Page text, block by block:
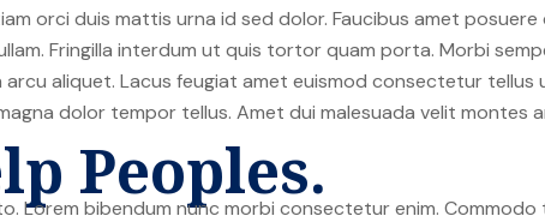
orci duis mattis urna id sed dolor. Faucibus amet
Fringilla interdum ut quis tortor quam porta. Morbi
aliquet. Lacus feugiat amet euismod consectetur tellus
dolor tempor tellus. Amet dui malesuada velit montes
Peoples.
Lorem bibendum nunc morbi consectetur enim.